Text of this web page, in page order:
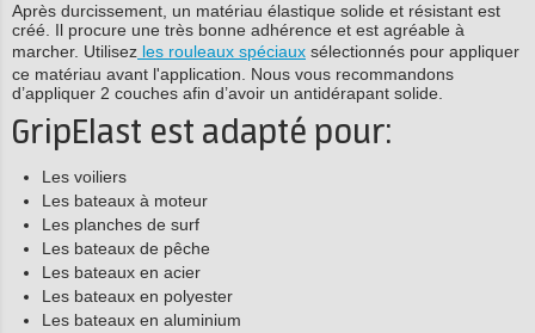
Après durcissement, un matériau élastique solide et résistant est
créé. Il procure une très bonne adhérence et est agréable à
marcher. Utilisez les rouleaux spéciaux sélectionnés pour appliquer
ce matériau avant l'application. Nous vous recommandons
d’appliquer 2 couches afin d’avoir un antidérapant solide.
GripElast est adapté pour:
Les voiliers
Les bateaux à moteur
Les planches de surf
Les bateaux de pêche
Les bateaux en acier
Les bateaux en polyester
Les bateaux en aluminium